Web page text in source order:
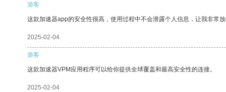
游客
这款加速器app的安全性很高，使用过程中不会泄露个人信息，让我非常
2025-02-04
游客
这款加速器VPM应用程序可以给你提供全球覆盖和最高安全性的连接。
2025-02-04